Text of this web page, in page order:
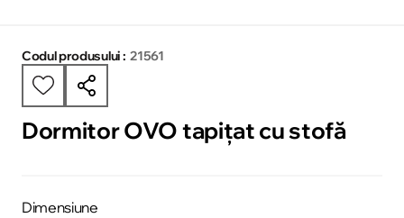
Codul produsului : 21561
Dormitor OVO tapițat cu stofă
Dimensiune